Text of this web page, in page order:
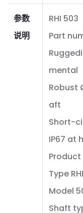
参数
说明
RHI 503
Part
mental
Robust
aft
Short-
IP67 at
Type RHI
Model
Shaft